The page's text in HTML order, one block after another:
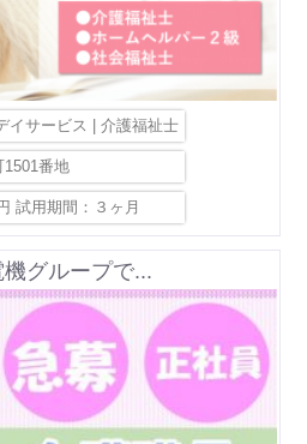
イサービス | 介護福祉士
1501番地
試用期間：３ヶ月
機グループで...